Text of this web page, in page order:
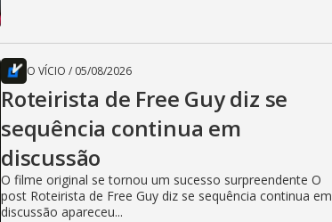
O VÍCIO / 05/08/2026
Roteirista de Free Guy diz se
sequência continua em
discussão
O filme original se tornou um sucesso surpreendente O
post Roteirista de Free Guy diz se sequência continua em
discussão apareceu...